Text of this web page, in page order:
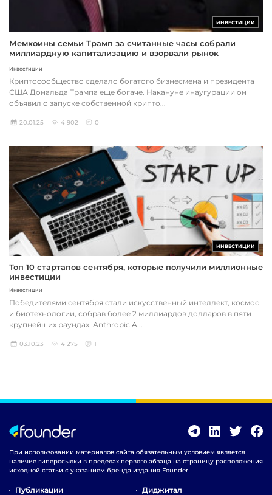
ИНВЕСТИЦИИ
Мемкоины семьи Трамп за считанные часы собрали
миллиардную капитализацию и взорвали рынок
Инвестиции
Криптосообщество сделало богатого бизнесмена и президента
США Дональда Трампа еще богаче. Накануне инаугурации он
объявил о запуске собственной крипто...
20.01.25 4 902 0
ИНВЕСТИЦИИ
Топ 10 стартапов сентября, которые получили миллионные
инвестиции
Инвестиции
Победителями сентября стали искусственный интеллект, космос
и биотехнологии, собрав более 2 миллиардов долларов в пяти
крупнейших раундах. Anthropic A...
03.10.23 4 275 1
При использовании материалов сайта обязательным условием является
наличие гиперссылки в пределах первого абзаца на страницу расположения
исходной статьи с указанием бренда издания Founder
Публикации Диджитал